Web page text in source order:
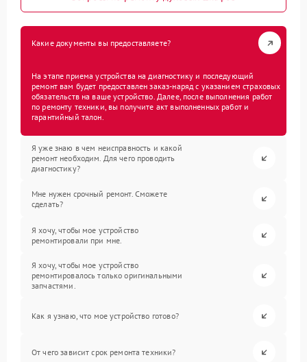
Какие документы вы предоставляете?
На этапе приема устройства на диагностику и последующий
ремонт вам будет предоставлен заказ-наряд с указанием страховых
обязательств на ваше устройство. Далее, после выполнения работ
по ремонту техники, вы получите акт выполненных работ и
гарантийный талон.
Я уже знаю в чем неисправность и какой
ремонт необходим. Для чего проводить
диагностику?
Мне нужен срочный ремонт. Сможете
сделать?
Я хочу, чтобы мое устройство
ремонтировали при мне.
Я хочу, чтобы мое устройство
ремонтировалось только оригинальными
запчастями.
Как я узнаю, что мое устройство готово?
От чего зависит срок ремонта техники?